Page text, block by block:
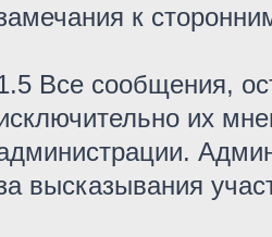
к
Все сообщения,
их
высказывания